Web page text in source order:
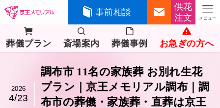
事前相談
供花
注文
メニュー
葬儀プラン 斎場案内 葬儀事例 お急ぎの方へ
調布市 11名の家族葬 お別れ生花
プラン｜京王メモリアル調布｜調
布市の葬儀・家族葬・直葬は京王
2026
4/23